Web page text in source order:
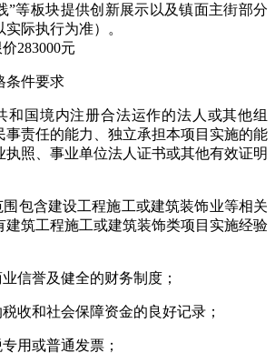
”等板块提供创新展示以及镇面主街部分
际执行为准）。
283000元
件要求
国境内注册合法运作的法人或其他组
事责任的能力、独立承担本项目实施的能
执照、事业单位法人证书或其他有效证明
含建设工程施工或建筑装饰业等相关
建筑工程施工或建筑装饰类项目实施经验
誉及健全的财务制度；
收和社会保障资金的良好记录；
或普通发票；